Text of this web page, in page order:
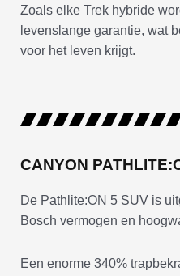
Zoals elke Trek hybride
levenslange garantie, wat
voor het leven krijgt.
CANYON
De Pathlite:ON 5 SUV is
Bosch vermogen en
Een enorme 340%